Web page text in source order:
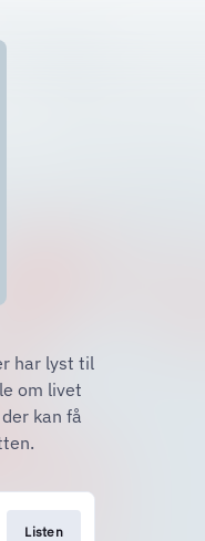
har lyst til
om livet
kan få
Listen